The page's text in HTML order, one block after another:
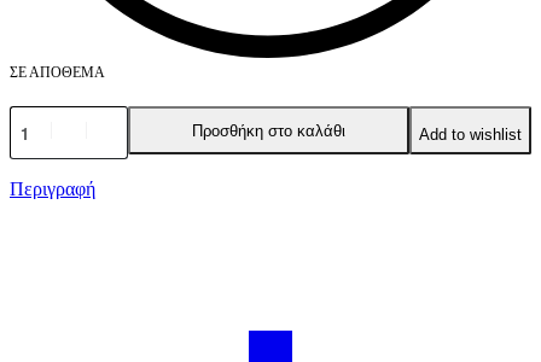
ΣΕ ΑΠΌΘΕΜΑ
Golden
Rose
Dream
Lips
Lipliner
Προσθήκη στο καλάθι Add to wishlist
Περιγραφή